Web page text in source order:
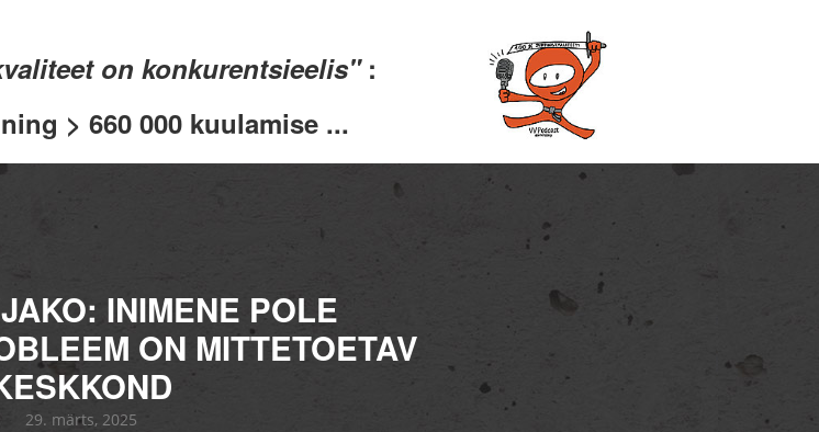
on konkurentsieelis" :
> 660 000 kuulamise ...
INIMENE POLE
ON MITTETOETAV
29. märts, 2025